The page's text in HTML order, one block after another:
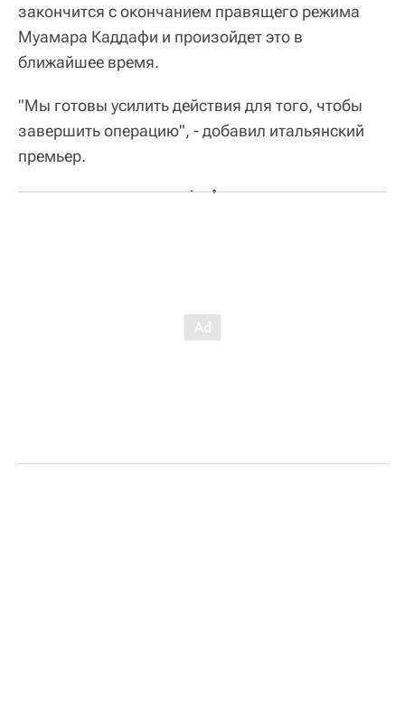
закончится с окончанием правящего режима
Муамара Каддафи и произойдет это в
ближайшее время.
"Мы готовы усилить действия для того, чтобы
завершить операцию", - добавил итальянский
премьер.